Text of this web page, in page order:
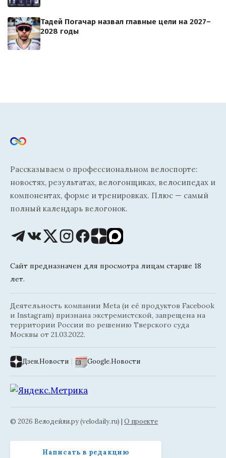
Тадей Погачар назвал главные цели на 2027–
2028 годы
Рассказываем о профессиональном велоспорте:
новостях, результатах, велогонщиках, велосипедах и
компонентах, форме и тренировках. Плюс — самый
полный календарь велогонок.
Сайт предназначен для просмотра лицам старше 18
лет.
Деятельность компании Meta (и её продуктов Facebook
и Instagram) признана экстремистской, запрещена на
территории России по решению Тверского суда
Москвы от 21.03.2022.
Дзен.Новости | Google.Новости
© 2026 Велодейли.ру (velodaily.ru) | О проекте
Написать в редакцию